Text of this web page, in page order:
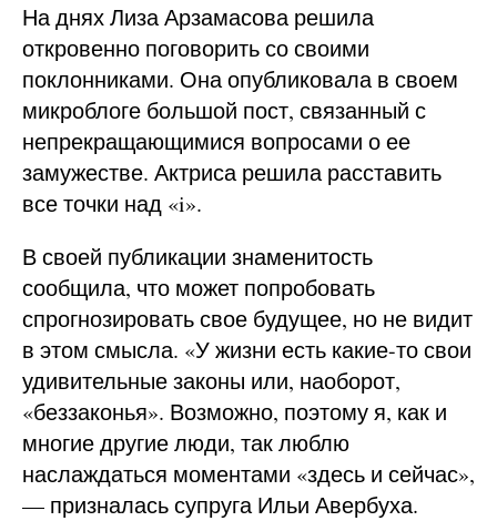
На днях Лиза Арзамасова решила
откровенно поговорить со своими
поклонниками. Она опубликовала в своем
микроблоге большой пост, связанный с
непрекращающимися вопросами о ее
замужестве. Актриса решила расставить
все точки над «i».
В своей публикации знаменитость
сообщила, что может попробовать
спрогнозировать свое будущее, но не видит
в этом смысла. «У жизни есть какие-то свои
удивительные законы или, наоборот,
«беззаконья». Возможно, поэтому я, как и
многие другие люди, так люблю
наслаждаться моментами «здесь и сейчас»,
— призналась супруга Ильи Авербуха.